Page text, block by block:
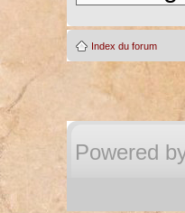
Index du forum
Powered